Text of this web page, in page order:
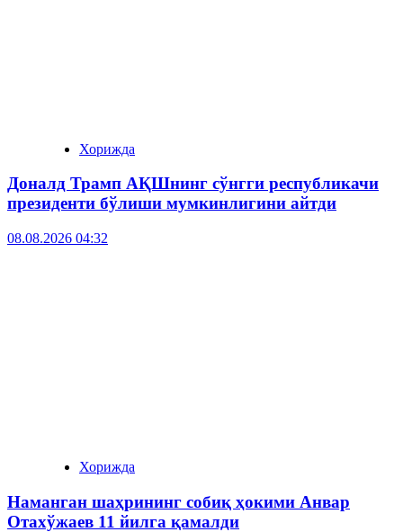
Хорижда
Доналд Трамп АҚШнинг сўнгги республикачи
президенти бўлиши мумкинлигини айтди
08.08.2026 04:32
Хорижда
Наманган шаҳрининг собиқ ҳокими Анвар
Отахўжаев 11 йилга қамалди